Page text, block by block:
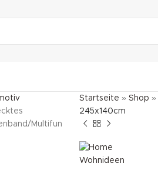
Startseite » Shop »
245x140cm